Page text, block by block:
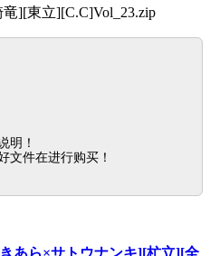
][東立][C.C]Vol_23.zip
明！
文件在进行购买！
あら×サトウナンキ][杧立][全